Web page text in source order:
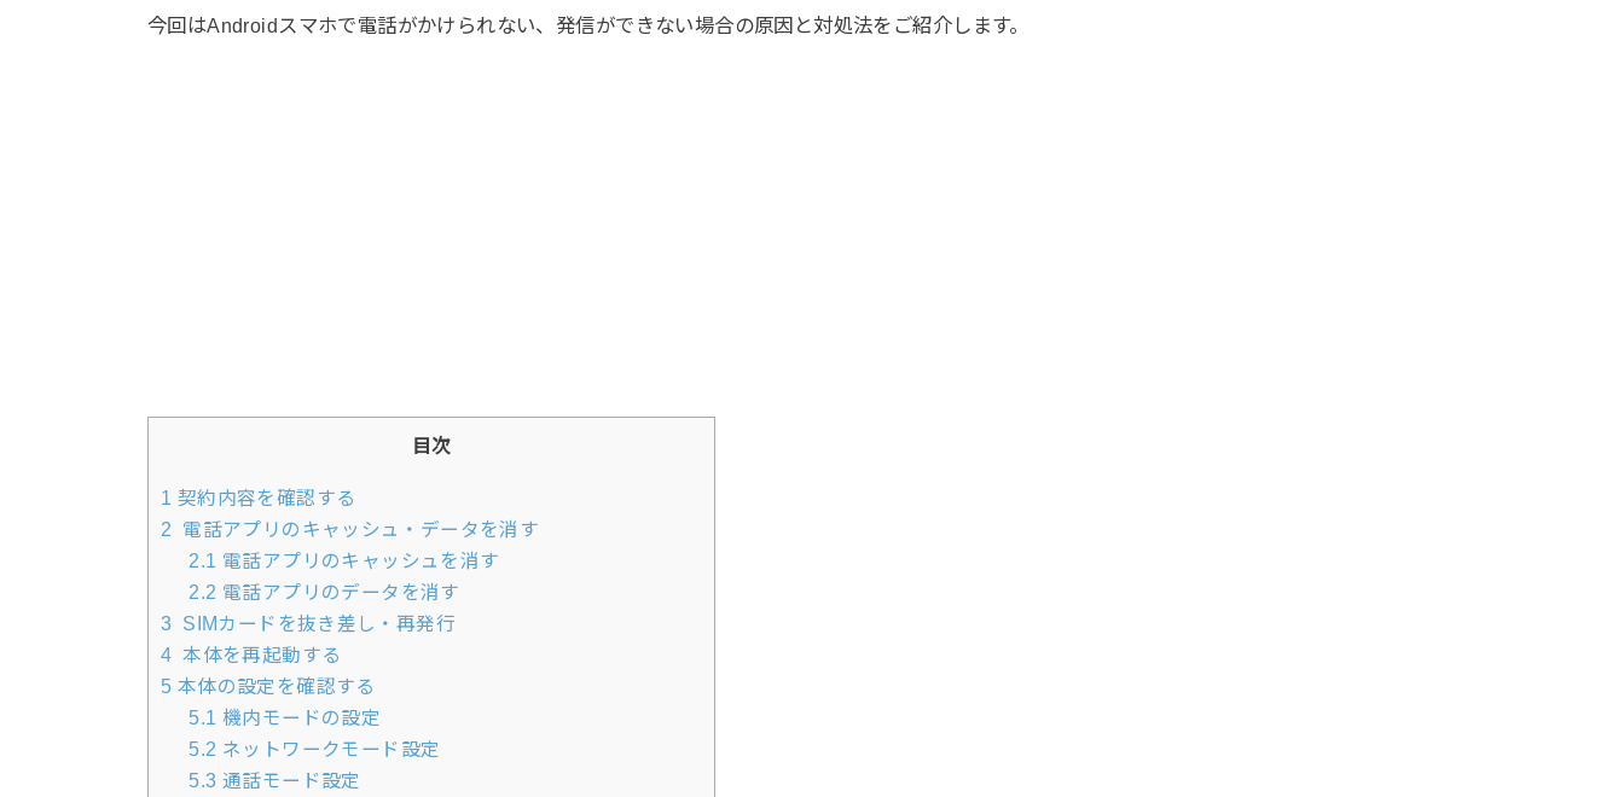
今回はAndroidスマホで電話がかけられない、発信ができない場合の原因と対処法をご紹介します。
目次
1 契約内容を確認する
2 電話アプリのキャッシュ・データを消す
2.1 電話アプリのキャッシュを消す
2.2 電話アプリのデータを消す
3 SIMカードを抜き差し・再発行
4 本体を再起動する
5 本体の設定を確認する
5.1 機内モードの設定
5.2 ネットワークモード設定
5.3 通話モード設定